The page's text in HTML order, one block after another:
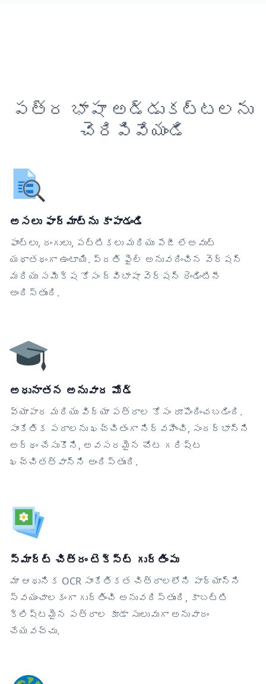
పత్ర భాషా అడ్డుకట్టలను
చెరిపివేయండి
అసలు ఫార్మాట్‌ను కాపాడండి
ఫాంట్లు, రంగులు, పట్టికలు మరియు పేజీ లేఅవుట్
యథాతథంగా ఉంటాయి. ప్రతి ఫైల్ అనువదించిన వెర్షన్
మరియు సమీక్ష కోసం ద్విభాషా వెర్షన్ రెండింటినీ
అందిస్తుంది.
అధునాతన అనువాద మోడ్
వ్యాపార మరియు విద్యా పత్రాల కోసం రూపొందించబడింది.
సాంకేతిక పదాలను ఖచ్చితంగా నిర్వహించి, సందర్భాన్ని
అర్థం చేసుకొని, అవసరమైన చోట గరిష్ట
ఖచ్చితత్వాన్ని అందిస్తుంది.
స్మార్ట్ చిత్రం టెక్స్ట్ గుర్తింపు
మా ఆధునిక OCR సాంకేతికత చిత్రాలలోని పాఠ్యాన్ని
స్వయంచాలకంగా గుర్తించి అనువదిస్తుంది, కాబట్టి
క్లిష్టమైన పత్రాల కూడా సులువుగా అనువాదం
చేయవచ్చు.